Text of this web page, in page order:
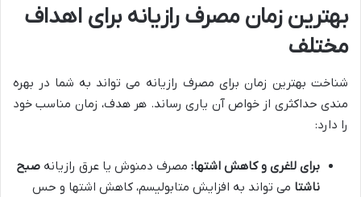
بهترین زمان مصرف رازیانه برای اهداف
مختلف
شناخت بهترین زمان برای مصرف رازیانه می تواند به شما در بهره
مندی حداکثری از خواص آن یاری رساند. هر هدف، زمان مناسب خود
را دارد:
برای لاغری و کاهش اشتها: مصرف دمنوش یا عرق رازیانه صبح
ناشتا می تواند به افزایش متابولیسم، کاهش اشتها و حس